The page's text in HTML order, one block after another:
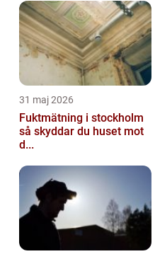
31 maj 2026
Fuktmätning i stockholm
så skyddar du huset mot
d...